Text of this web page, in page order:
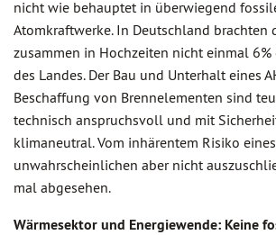
nicht wie behauptet in überwiegend
Atomkraftwerke. In Deutschland brachten
zusammen in Hochzeiten nicht einmal 6%
des Landes. Der Bau und Unterhalt eines
Beschaffung von Brennelementen sind
technisch anspruchsvoll und mit
klimaneutral. Vom inhärentem Risiko
unwahrscheinlichen aber nicht
mal abgesehen.
Wärmesektor und Energiewende: Keine